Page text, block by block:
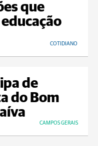
que
COTIDIANO
de
do Bom
CAMPOS GERAIS